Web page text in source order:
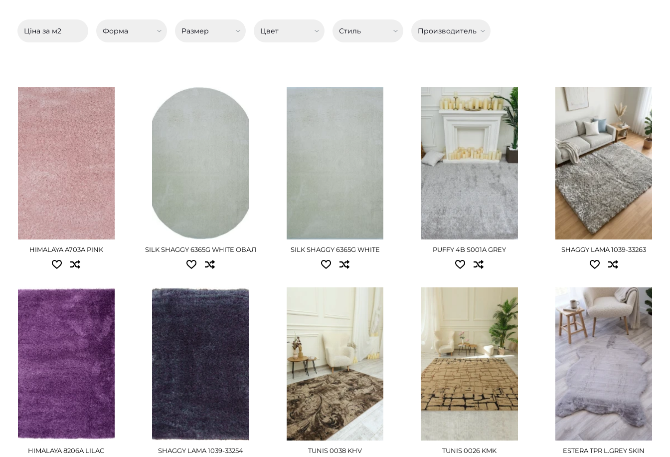
Ціна за м2 Форма Размер Цвет Стиль Производитель
Доступные размеры:
0.80x1.50 - 1845 грн
3.00x4.00 - 17820 грн
ПОДРОБНЕЕ
HIMALAYA A703A PINK
Доступные размеры:
SILK SHAGGY 6365G WHITE ОВАЛ SILK SHAGGY 6365G WHITE
Доступные размеры:
2.00x2.90 - 8550 грн
ПОДРОБНЕЕ
PUFFY 4B S001A GREY
Доступные размеры:
1.20x1.70 - 2700 грн
2.00x3.00 - 7965 грн
ПОДРОБНЕЕ
SHAGGY LAMA 1039-33263
Доступные размеры:
0.80x1.50 - 1845 грн
ПОДРОБНЕЕ
HIMALAYA 8206A LILAC
Доступные размеры:
0.80x1.50 - 1800 грн
2.00x3.00 - 7965 грн
ПОДРОБНЕЕ
SHAGGY LAMA 1039-33254
1.00x2.00 - 3240 грн
1.50x2.30 - 5535 грн
2.50x3.50 - 13770 грн
3.00x4.00 - 18855 грн
ПОДРОБНЕЕ
TUNIS 0038 KHV
2.00x2.90 - 9135 грн
2.50x3.50 - 13770 грн
3.00x4.00 - 18855 грн
ПОДРОБНЕЕ
TUNIS 0026 KMK
Доступные размеры:
0.70x1.10 - 1170 грн
0.80x1.25 - 1440 грн
1.00x1.50 - 2160 грн
ПОДРОБНЕЕ
ESTERA TPR L.GREY SKIN